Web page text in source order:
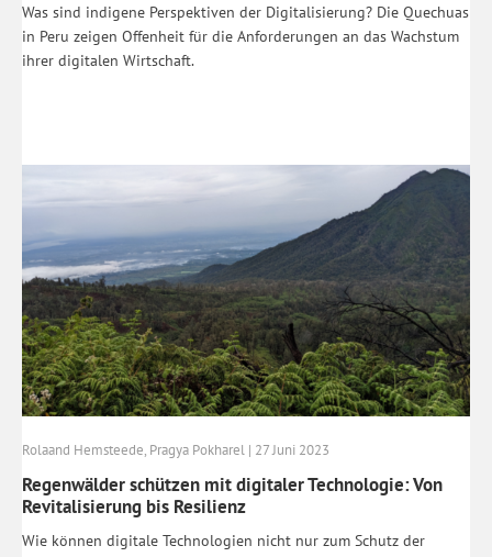
Was sind indigene Perspektiven der Digitalisierung? Die Quechuas
in Peru zeigen Offenheit für die Anforderungen an das Wachstum
ihrer digitalen Wirtschaft.
Rolaand Hemsteede, Pragya Pokharel | 27 Juni 2023
Regenwälder schützen mit digitaler Technologie: Von
Revitalisierung bis Resilienz
Wie können digitale Technologien nicht nur zum Schutz der